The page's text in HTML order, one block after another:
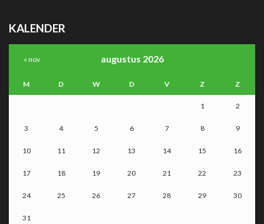
KALENDER
augustus 2026
M D W D V Z Z
1 2
3 4 5 6 7 8 9
10 11 12 13 14 15 16
17 18 19 20 21 22 23
24 25 26 27 28 29 30
31
« nov